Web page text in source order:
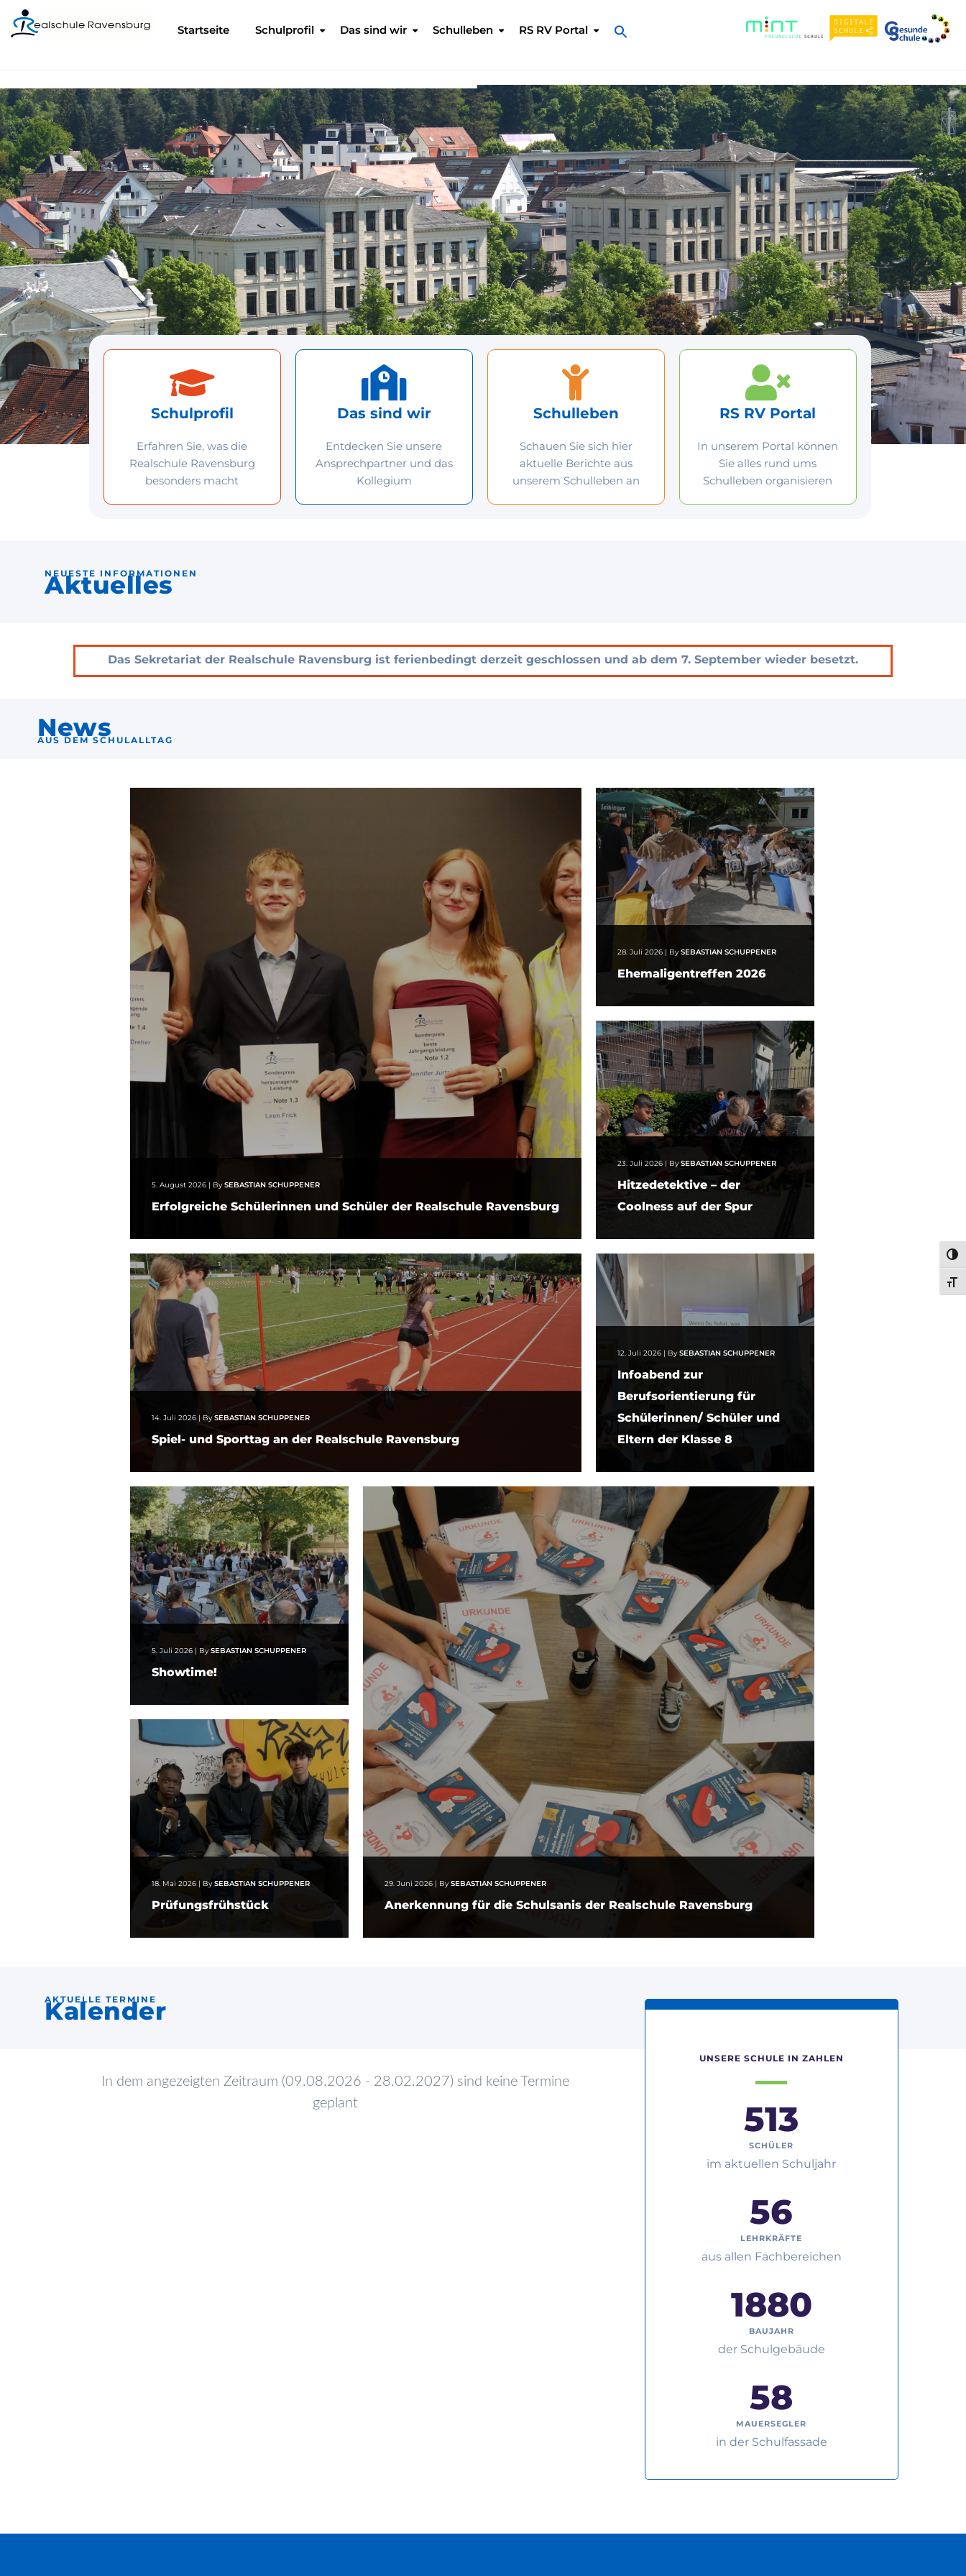
Startseite Schulprofil Das sind wir Schulleben RS RV Portal
Schulprofil
Erfahren Sie, was die
Realschule Ravensburg
besonders macht
Das sind wir
Entdecken Sie unsere
Ansprechpartnerund das
Kollegium
Schulleben
Schauen Sie sich hier
aktuelle Berichte aus
unserem Schulleben an
RS RV Portal
In unserem Portal können
Sie alles rund ums
Schulleben organisieren
NEUESTE INFORMATIONEN
Aktuelles
Das Sekretariat der Realschule Ravensburg ist ferienbedingt derzeit geschlossen und ab dem 7. September wieder besetzt.
News
AUS DEM SCHULALLTAG
5. August 2026 | BySEBASTIAN SCHUPPENER
Erfolgreiche Schülerinnen und Schüler der Realschule Ravensburg
28. Juli 2026 | BySEBASTIAN SCHUPPENER
Ehemaligentreffen 2026
23. Juli 2026 | BySEBASTIAN SCHUPPENER
Hitzedetektive – der
Coolness auf der Spur
14. Juli 2026 | By SEBASTIAN SCHUPPENER
Spiel- und Sporttag an der Realschule Ravensburg
12. Juli 2026 | By SEBASTIAN SCHUPPENER
Infoabend zur
Berufsorientierung für
Schülerinnen/ Schüler und
Eltern der Klasse 8
5. Juli 2026 | BySEBASTIAN SCHUPPENER
Showtime!
29. Juni 2026 | By SEBASTIAN SCHUPPENER
Anerkennung für die Schulsanis der Realschule Ravensburg
18. Mai 2026 | By SEBASTIAN SCHUPPENER
Prüfungsfrühstück
AKTUELLE TERMINE
Kalender
UNSERE SCHULE IN ZAHLEN
SCHÜLER
662
im aktuellen Schuljahr
LEHRKRÄFTE
61
aus allen Fachbereichen
BAUJAHR
1880
der Schulgebäude
MAUERSEGLER
58
in der Schulfassade